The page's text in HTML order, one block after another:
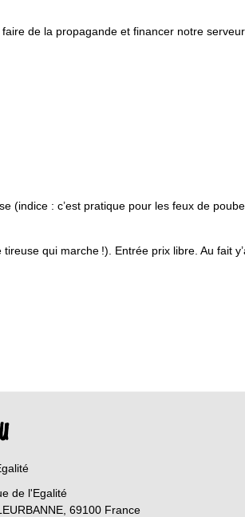
de la propagande et financer notre
(indice : c’est pratique pour les feux de
tireuse qui marche !). Entrée prix libre. Au fait
de l'Egalité
69100 France